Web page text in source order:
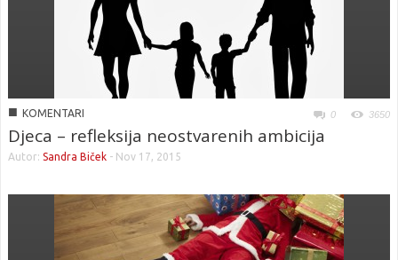
■ KOMENTARI 0 3650
Djeca – refleksija neostvarenih ambicija
Autor: Sandra Biček - Nov 17, 2015